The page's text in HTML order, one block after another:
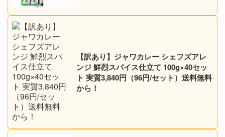
【訳あり】ジャワカレー シェフズアレ
ンジ 鮮烈スパイス仕立て 100g×40セッ
ト 実質3,840円（96円/セット）送料無料
から！